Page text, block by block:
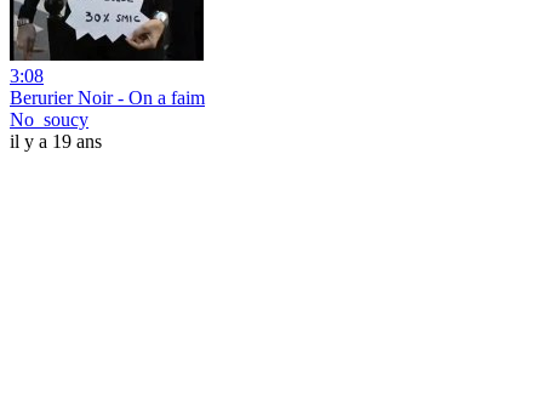
3:08
Berurier Noir - On a faim
No_soucy
il y a 19 ans